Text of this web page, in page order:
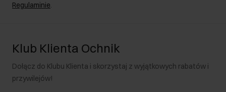
Regulaminie.
Klub Klienta Ochnik
Dołącz do Klubu Klienta i skorzystaj z wyjątkowych rabatów i
przywilejów!